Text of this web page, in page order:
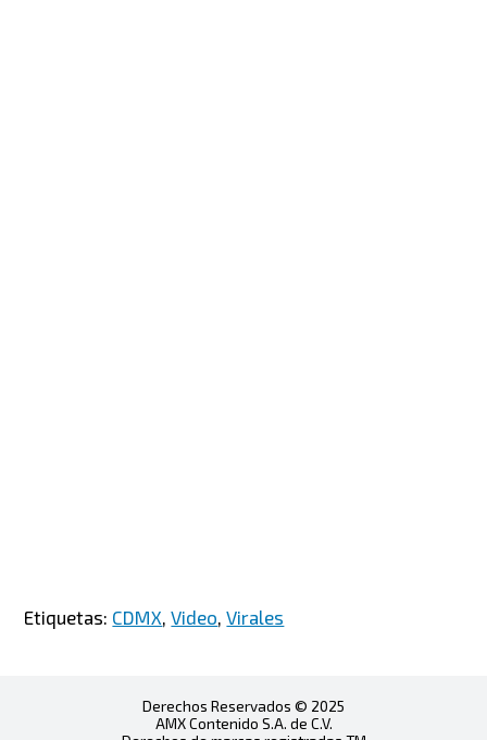
Etiquetas: CDMX,Video,Virales
Derechos Reservados © 2025
AMX Contenido S.A. de C.V.